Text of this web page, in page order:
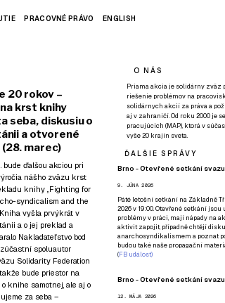
PRACOVNÉ PRÁVO ENGLISH
20 rokov –
krst knihy
seba, diskusiu o
a otvorené
marec)
bude ďalšou akciou pri
nášho zväzu krst
knihy „Fighting for
syndicalism and the
vyšla prvýkrát v
a o jej preklad a
Nakladateľstvo bod
spoluautor
Solidarity Federation
bude priestor na
knihe samotnej, ale aj o
za seba –
O NÁS
Priama akcia je solidárny zväz
riešenie problémov na
solidárnych akcií za práva a
aj v zahraničí. Od roku 2000 je
pracujúcich (MAP), ktorá v
vyše 20 krajín sveta.
ĎALŠIE SPRÁVY
Brno - Otevřené setkání svazu
9. JÚNA 2026
Páté letošní setkání na Základně
2026 v 19:00. Otevřené setkání
problémy v práci, mají nápady na
aktivit zapojit, případně chtějí
anarchosyndikalismem a poznat
budou také naše propagační
(FB událost)
Brno - Otevřené setkání
12. MÁJA 2026